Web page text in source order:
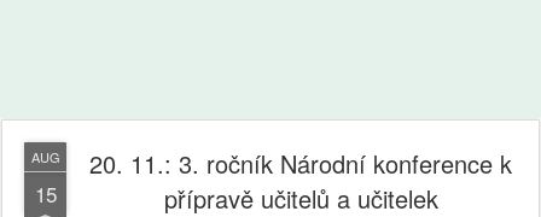
AUG
15
20. 11.: 3. ročník Národní konference k
přípravě učitelů a učitelek